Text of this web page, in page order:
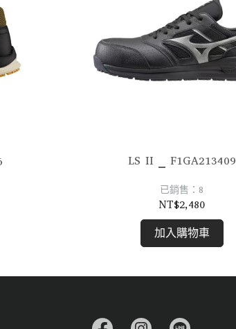
LS II _ F1GA213409
已銷售：8
NT$2,480
加入購物車